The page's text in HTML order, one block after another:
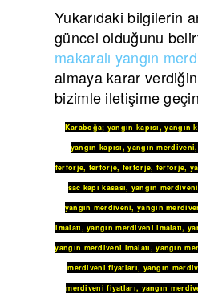
Yukarıdaki bilgilerin
güncel olduğunu
makaralı yangın
almaya karar
bizimle iletişime
Karaboğa; yangın kapısı,yangın
yangın kapısı,yangın merdiveni,
ferforje, ferforje, ferforje, ferforje,
sac kapı kasası, yangın merdiveni
yangın merdiveni,yangın
imalatı,yangın merdiveni imalatı,
yangın merdiveni imalatı,yangın
merdiveni fiyatları, yangın
merdiveni fiyatları, yangın